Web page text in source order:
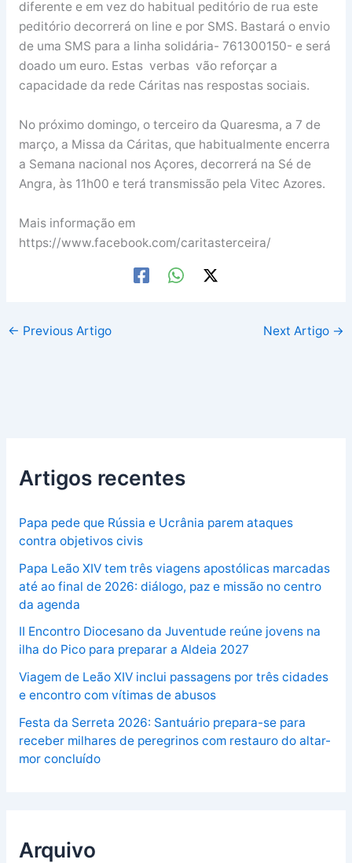
diferente e em vez do habitual peditório de rua este
peditório decorrerá on line e por SMS. Bastará o envio
de uma SMS para a linha solidária- 761300150- e será
doado um euro. Estas verbas vão reforçar a
capacidade da rede Cáritas nas respostas sociais.
No próximo domingo, o terceiro da Quaresma, a 7 de
março, a Missa da Cáritas, que habitualmente encerra
a Semana nacional nos Açores, decorrerá na Sé de
Angra, às 11h00 e terá transmissão pela Vitec Azores.
Mais informação em
https://www.facebook.com/caritasterceira/
← Previous Artigo Next Artigo →
Artigos recentes
Papa pede que Rússia e Ucrânia parem ataques
contra objetivos civis
Papa Leão XIV tem três viagens apostólicas marcadas
até ao final de 2026: diálogo, paz e missão no centro
da agenda
II Encontro Diocesano da Juventude reúne jovens na
ilha do Pico para preparar a Aldeia 2027
Viagem de Leão XIV inclui passagens por três cidades
e encontro com vítimas de abusos
Festa da Serreta 2026: Santuário prepara-se para
receber milhares de peregrinos com restauro do altar-
mor concluído
Arquivo